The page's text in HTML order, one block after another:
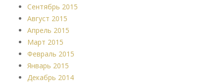
Сентябрь 2015
Август 2015
Апрель 2015
Март 2015
Февраль 2015
Январь 2015
Декабрь 2014